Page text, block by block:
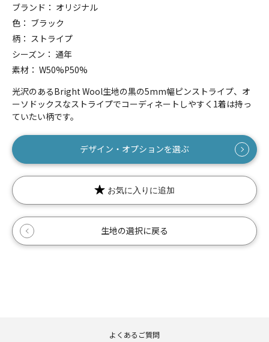
ブランド： オリジナル
色： ブラック
柄： ストライプ
シーズン： 通年
素材： W50%P50%
光沢のあるBright Wool生地の黒の5mm幅ピンストライプ、オ
ーソドックスなストライプでコーディネートしやすく1着は持っ
ていたい柄です。
数量
デザイン・オプションを選ぶ
お気に入りに追加
生地の選択に戻る
よくあるご質問